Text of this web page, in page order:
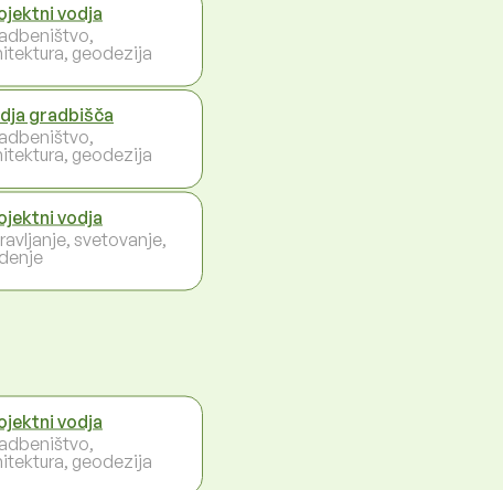
vodja
geodezija
gradbišča
geodezija
vodja
svetovanje,
vodja
geodezija